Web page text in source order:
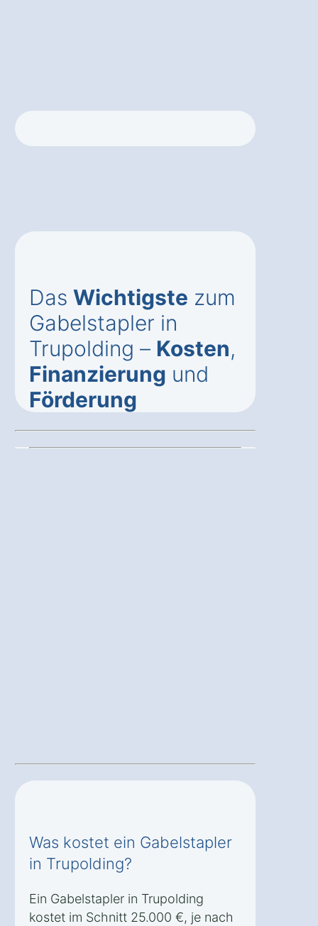
Das Wichtigste zum
Gabelstapler in
Trupolding – Kosten,
Finanzierung und
Förderung
Was kostet ein Gabelstapler
in Trupolding?
Ein Gabelstapler in Trupolding
kostet im Schnitt 25.000 €, je nach